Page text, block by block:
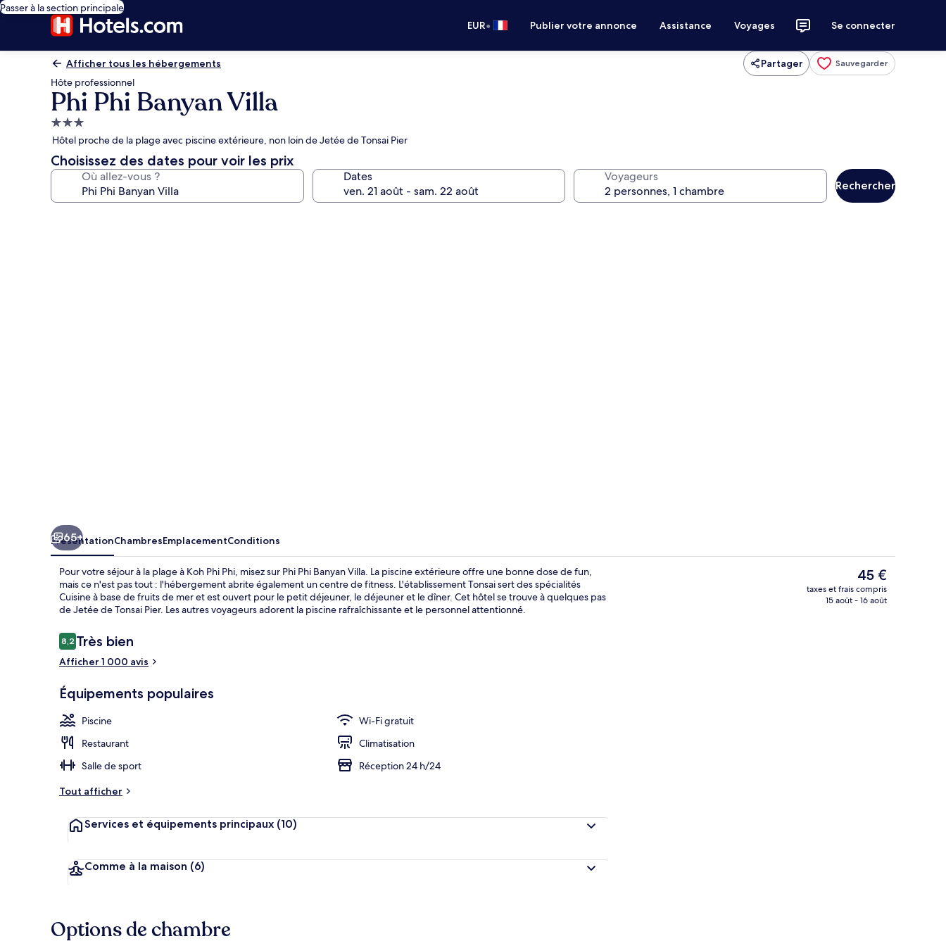
Passer à la section principale
EUR• Publier votre annonce Assistance Voyages Se connecter
Afficher tous les hébergements Partager Sauvegarder
Hôte professionnel
Phi Phi Banyan Villa
Hébergement
3.0 étoiles
Hôtel proche de la plage avec piscine extérieure, non loin de Jetée de Tonsai Pier
Choisissez des dates pour voir les prix
Où allez-vous ? Dates Voyageurs
Rechercher
65+
PrésentationChambresEmplacementConditions
Pour votre séjour à la plage à Koh Phi Phi, misez sur Phi Phi Banyan Villa. La piscine extérieure offre une bonne dose de fun,
mais ce n'est pas tout : l'hébergement abrite également un centre de fitness. L'établissement Tonsai sert des spécialités
Cuisine à base de fruits de mer et est ouvert pour le petit déjeuner, le déjeuner et le dîner. Cet hôtel se trouve à quelques pas
de Jetée de Tonsai Pier. Les autres voyageurs adorent la piscine rafraîchissante et le personnel attentionné.
Avis
voyageurs
8,28,2 sur 10
Très bien
Afficher 1 000 avis
Équipements populaires
Piscine
Wi-Fi gratuit
Restaurant
Climatisation
Salle de sport
Réception 24 h/24
Tout afficher
Services et équipements principaux (10)
Comme à la maison (6)
Le
prix
actuel
45 €
taxes et frais compris
15 août - 16 août
Options de chambre